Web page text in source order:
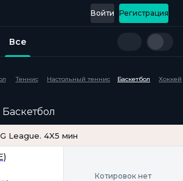
Регистрация
Войти
Все
Теннис Настольный теннис Баскетбол Хоккей
Баскетбол
League. 4X5 мин
Котировок нет